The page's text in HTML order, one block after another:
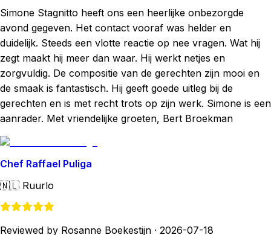
Simone Stagnitto heeft ons een heerlijke onbezorgde
avond gegeven. Het contact vooraf was helder en
duidelijk. Steeds een vlotte reactie op nee vragen. Wat hij
zegt maakt hij meer dan waar. Hij werkt netjes en
zorgvuldig. De compositie van de gerechten zijn mooi en
de smaak is fantastisch. Hij geeft goede uitleg bij de
gerechten en is met recht trots op zijn werk. Simone is een
aanrader. Met vriendelijke groeten, Bert Broekman
Chef Raffael Puliga
🇳🇱 Ruurlo
Reviewed by Rosanne Boekestijn · 2026-07-18